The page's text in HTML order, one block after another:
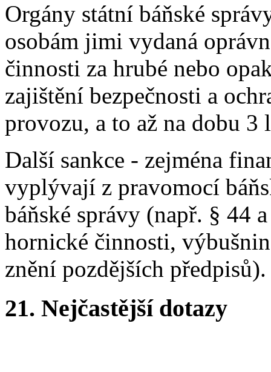
Orgány státní báňské
osobám jimi vydaná
činnosti za hrubé nebo
zajištění bezpečnosti a
provozu, a to až na dobu 3
Další sankce - zejména
vyplývají z pravomocí
báňské správy (např. § 44
hornické činnosti,
znění pozdějších předpisů).
21. Nejčastější dotazy